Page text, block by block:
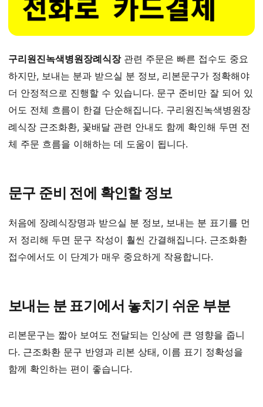
구리원진녹색병원장례식장관련 주문은 빠른 접수도 중요
하지만, 보내는 분과 받으실 분 정보, 리본문구가 정확해야
더 안정적으로 진행할 수 있습니다. 문구 준비만 잘 되어 있
어도 전체 흐름이 한결 단순해집니다. 구리원진녹색병원장
례식장 근조화환, 꽃배달 관련 안내도 함께 확인해 두면 전
체 주문 흐름을 이해하는 데 도움이 됩니다.
문구 준비 전에 확인할 정보
처음에 장례식장명과 받으실 분 정보, 보내는 분 표기를 먼
저 정리해 두면 문구 작성이 훨씬 간결해집니다. 근조화환
접수에서도 이 단계가 매우 중요하게 작용합니다.
보내는 분 표기에서 놓치기 쉬운 부분
리본문구는 짧아 보여도 전달되는 인상에 큰 영향을 줍니
다. 근조화환 문구 반영과 리본 상태, 이름 표기 정확성을
함께 확인하는 편이 좋습니다.